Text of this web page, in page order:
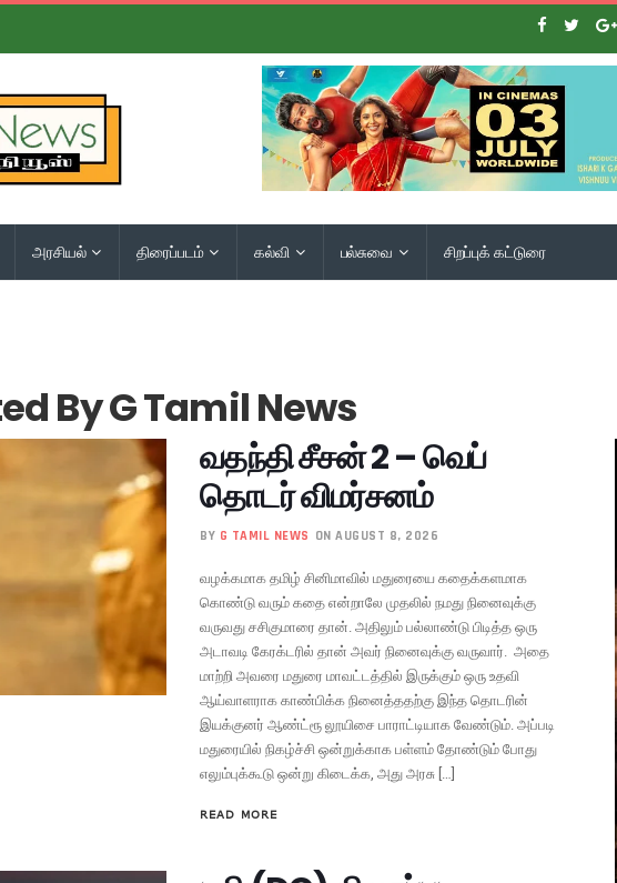
அரசியல் திரைப்படம் கல்வி பல்சுவை சிறப்புக் கட்டுரை
By G Tamil News
வதந்தி சீசன் 2 – வெப்
தொடர் விமர்சனம்
BY G TAMIL NEWS ON AUGUST 8, 2026
வழக்கமாக தமிழ் சினிமாவில் மதுரையை கதைக்களமாக
கொண்டு வரும் கதை என்றாலே முதலில் நமது நினைவுக்கு
வருவது சசிகுமாரை தான். அதிலும் பல்லாண்டு பிடித்த ஒரு
அடாவடி கேரக்டரில் தான் அவர் நினைவுக்கு வருவார். அதை
மாற்றி அவரை மதுரை மாவட்டத்தில் இருக்கும் ஒரு உதவி
ஆய்வாளராக காண்பிக்க நினைத்ததற்கு இந்த தொடரின்
இயக்குனர் ஆண்ட்ரூ லூயிசை பாராட்டியாக வேண்டும். அப்படி
மதுரையில் நிகழ்ச்சி ஒன்றுக்காக பள்ளம் தோண்டும் போது
எலும்புக்கூடு ஒன்று கிடைக்க, அது அரசு […]
READ MORE